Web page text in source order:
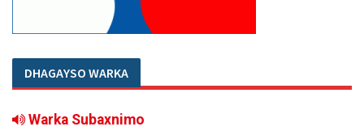
DHAGAYSO WARKA
Warka Subaxnimo